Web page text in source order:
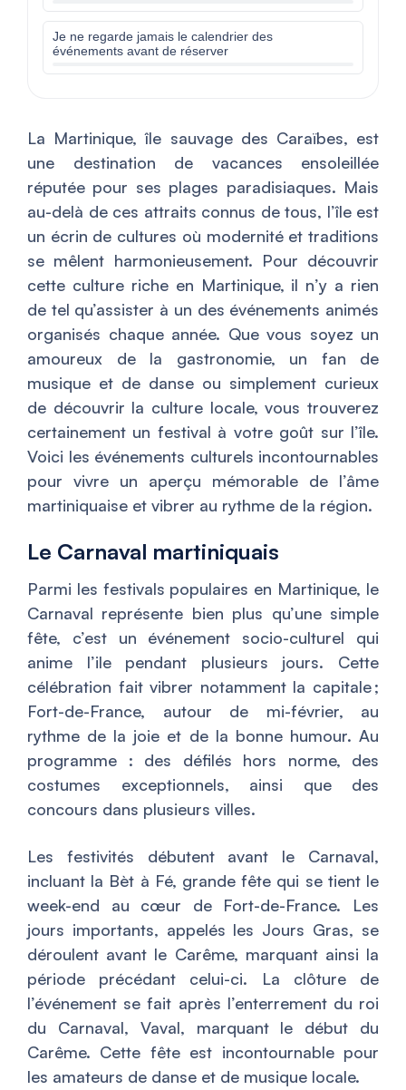
Je ne regarde jamais le calendrier des
événements avant de réserver
La Martinique, île sauvage des Caraïbes, est
une destination de vacances ensoleillée
réputée pour ses plages paradisiaques. Mais
au-delà de ces attraits connus de tous, l’île est
un écrin de cultures où modernité et traditions
se mêlent harmonieusement. Pour découvrir
cette culture riche en Martinique, il n’y a rien
de tel qu’assister à un des événements animés
organisés chaque année. Que vous soyez un
amoureux de la gastronomie, un fan de
musique et de danse ou simplement curieux
de découvrir la culture locale, vous trouverez
certainement un festival à votre goût sur l’île.
Voici les événements culturels incontournables
pour vivre un aperçu mémorable de l’âme
martiniquaise et vibrer au rythme de la région.
Le Carnaval martiniquais
Parmi les festivals populaires en Martinique, le
Carnaval représente bien plus qu’une simple
fête, c’est un événement socio-culturel qui
anime l’ile pendant plusieurs jours. Cette
célébration fait vibrer notamment la capitale ;
Fort-de-France, autour de mi-février, au
rythme de la joie et de la bonne humour. Au
programme : des défilés hors norme, des
costumes exceptionnels, ainsi que des
concours dans plusieurs villes.
Les festivités débutent avant le Carnaval,
incluant la Bèt à Fé, grande fête qui se tient le
week-end au cœur de Fort-de-France. Les
jours importants, appelés les Jours Gras, se
déroulent avant le Carême, marquant ainsi la
période précédant celui-ci. La clôture de
l’événement se fait après l’enterrement du roi
du Carnaval, Vaval, marquant le début du
Carême. Cette fête est incontournable pour
les amateurs de danse et de musique locale.